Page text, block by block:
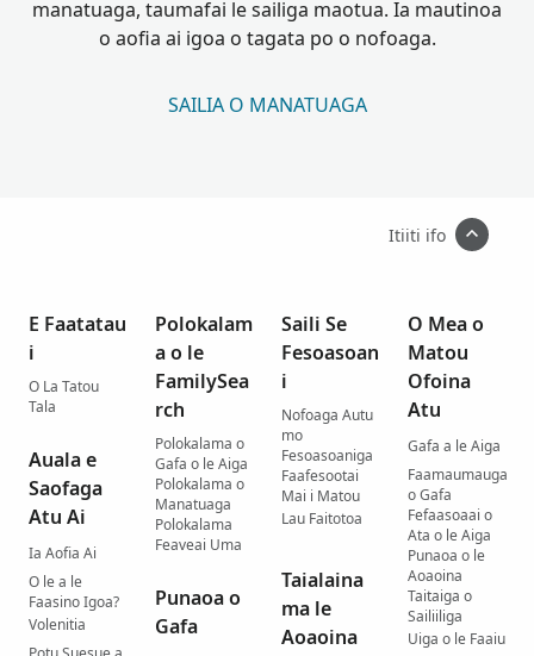
manatuaga, taumafai le sailiga maotua. Ia mautinoa
o aofia ai igoa o tagata po o nofoaga.
SAILIA O MANATUAGA
Itiiti ifo
E Faatatau
i
O La Tatou
Tala
Auala e
Saofaga
Atu Ai
Ia Aofia Ai
O le a le
Faasino Igoa?
Volenitia
Polokalam
a o le
FamilySea
rch
Polokalama o
Gafa o le Aiga
Polokalama o
Manatuaga
Polokalama
Feaveai Uma
Punaoa o
Gafa
Saili Se
Fesoasoan
i
Nofoaga Autu
mo
Fesoasoaniga
Faafesootai
Mai i Matou
Lau Faitotoa
Taialaina
ma le
Aoaoina
O Mea o
Matou
Ofoina
Atu
Gafa a le Aiga
Faamaumauga
o Gafa
Fefaasoaai o
Ata o le Aiga
Punaoa o le
Aoaoina
Taitaiga o
Sailiiliga
Uiga o le Faaiu